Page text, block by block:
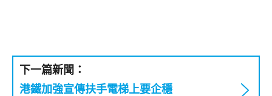
下一篇新聞：
港鐵加強宣傳扶手電梯上要企穩